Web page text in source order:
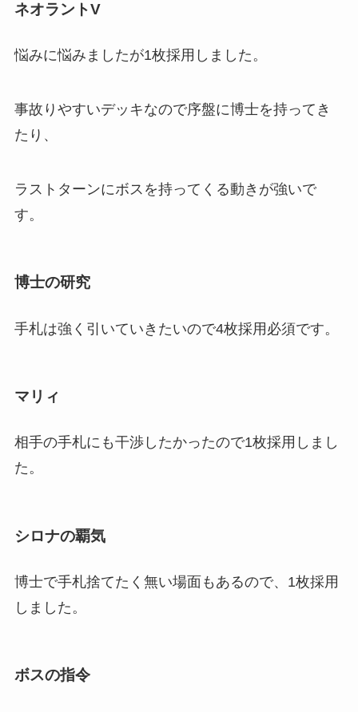
ネオラントV
悩みに悩みましたが1枚採用しました。
事故りやすいデッキなので序盤に博士を持ってき
たり、
ラストターンにボスを持ってくる動きが強いで
す。
博士の研究
手札は強く引いていきたいので4枚採用必須です。
マリィ
相手の手札にも干渉したかったので1枚採用しまし
た。
シロナの覇気
博士で手札捨てたく無い場面もあるので、1枚採用
しました。
ボスの指令